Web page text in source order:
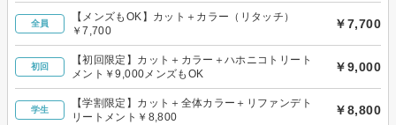
全員
【メンズもOK】カット＋カラー（リタッチ）
￥7,700
￥7,700
初回
【初回限定】カット＋カラー＋ハホニコトリート
メント￥9,000メンズもOK
￥9,000
学生
【学割限定】カット＋全体カラー＋リファンデト
リートメント￥8,800
￥8,800